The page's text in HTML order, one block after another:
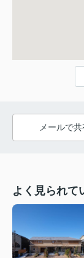
メールで
よく見られて